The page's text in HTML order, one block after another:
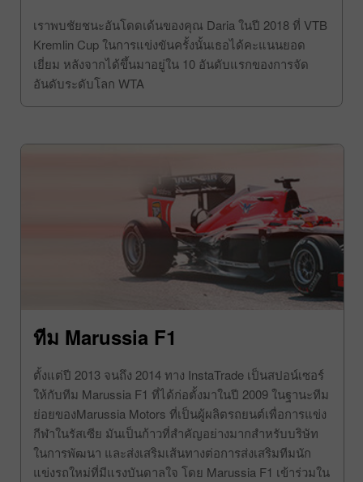
เราพบชัยชนะอันโดดเด้นของคุณ Daria ในปี 2018 ที่ VTB
Kremlin Cup ในการแข่งขันครั้งนั้นเธอได้คะแนนยอด
เยี่ยม หลังจากได้ขึ้นมาอยู่ใน 10 อันดับแรกของการจัด
อันดับระดับโลก WTA
ตั้งแต่ปี 2013 จนถึง 2014 ทาง InstaTrade เป็นสปอน์เซอร์
ให้กับทีม Marussia F1 ที่ได้ก่อตั้งมาในปี 2009 ในฐานะทีม
ย่อยของMarussia Motors ที่เป็นผู้ผลิตรถยนต์เพื่อการแข่ง
กีฬาในรัสเซีย มันเป็นก้าวที่สำคัญอย่างมากสำหรับบริษัท
ในการพัฒนา และส่งเสริมเส้นทางต่อการส่งเสริมทีมนัก